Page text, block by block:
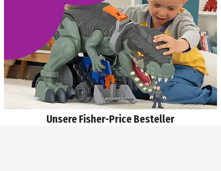
Unsere Fisher-Price Besteller